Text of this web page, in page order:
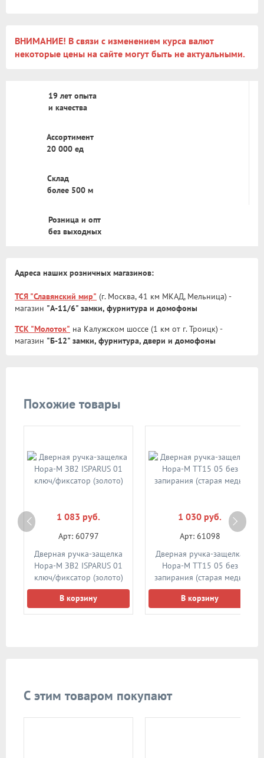
ВНИМАНИЕ! В связи с изменением курса валют
некоторые цены на сайте могут быть не актуальными.
19 лет опыта
и качества
Ассортимент
20 000 ед
Склад
более 500 м
Розница и опт
без выходных
Адреса наших розничных магазинов:
ТСЯ "Славянский мир" (г. Москва, 41 км МКАД, Мельница) -
магазин "А-11/6" замки, фурнитура и домофоны
ТСК "Молоток" на Калужском шоссе (1 км от г. Троицк) -
магазин "Б-12" замки, фурнитура, двери и домофоны
Похожие товары
1 083 руб.
Арт: 60797
Дверная ручка-защелка
Нора-М ЗВ2 ISPARUS 01
ключ/фиксатор (золото)
В корзину
1 030 руб.
Арт: 61098
Дверная ручка-защелка
Нора-М ТТ15 05 без
запирания (старая медь)
В корзину
С этим товаром покупают